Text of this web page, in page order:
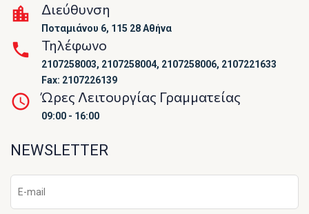
Διεύθυνση
Ποταμιάνου 6, 115 28 Αθήνα
Τηλέφωνο
2107258003, 2107258004, 2107258006, 2107221633
Fax: 2107226139
Ώρες Λειτουργίας Γραμματείας
09:00 - 16:00
NEWSLETTER